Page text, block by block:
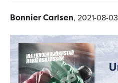
Bonnier Carlsen, 2021-08-03